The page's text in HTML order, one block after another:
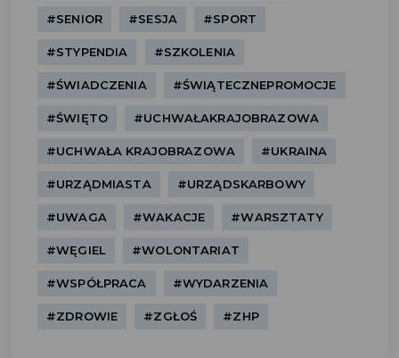
#SENIOR #SESJA #SPORT
#STYPENDIA #SZKOLENIA
#ŚWIADCZENIA #ŚWIĄTECZNEPROMOCJE
#ŚWIĘTO #UCHWAŁAKRAJOBRAZOWA
#UCHWAŁA KRAJOBRAZOWA #UKRAINA
#URZĄDMIASTA #URZĄDSKARBOWY
#UWAGA #WAKACJE #WARSZTATY
#WĘGIEL #WOLONTARIAT
#WSPÓŁPRACA #WYDARZENIA
#ZDROWIE #ZGŁOŚ #ZHP